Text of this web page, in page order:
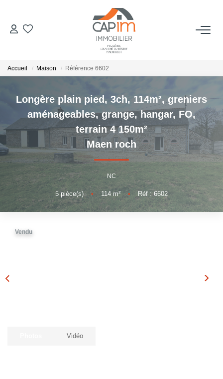
VENTES
NOTRE AGENCE
Qui Sommes Nous
Notre Équipe
Nous Rejoindre
Nos Actualités
Accueil Maison Référence 6602
Longère plain pied, 3ch, 114m², greniers
aménageables, grange, hangar, FO,
terrain 4 150m²
Maen roch
NC
5 pièce(s) • 114m² • Réf : 6602
Vendu
Vidéo